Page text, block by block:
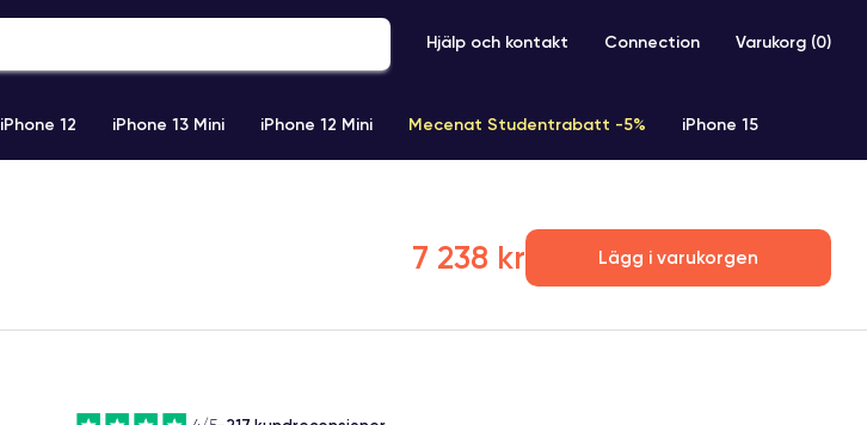
Hjälp och kontakt Connection Varukorg (0)
iPhone 12 iPhone 13 Mini iPhone 12 Mini Mecenat Studentrabatt -5% iPhone 15
7 238 kr Lägg i varukorgen